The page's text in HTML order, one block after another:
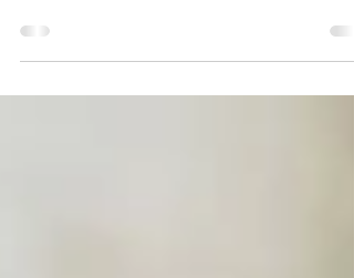
alergji. Polen, pluhuri i shtëpisë, flokët e
kafshëve -...